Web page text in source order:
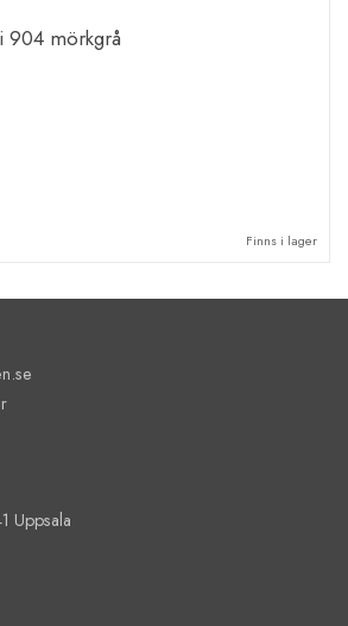
904 mörkgrå
Finns i lager
Uppsala